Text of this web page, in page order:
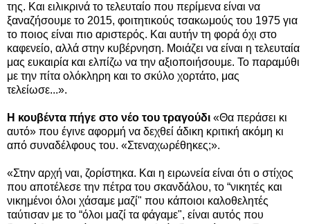
της. Και ειλικρινά το τελευταίο που περίμενα είναι να
ξαναζήσουμε το 2015, φοιτητικούς τσακωμούς του 1975 για
το ποιος είναι πιο αριστερός. Και αυτήν τη φορά όχι στο
καφενείο, αλλά στην κυβέρνηση. Μοιάζει να είναι η τελευταία
μας ευκαιρία και ελπίζω να την αξιοποιήσουμε. Το παραμύθι
με την πίτα ολόκληρη και το σκύλο χορτάτο, μας
τελείωσε...».
Η κουβέντα πήγε στο νέο του τραγούδι «Θα περάσει κι
αυτό» που έγινε αφορμή να δεχθεί άδικη κριτική ακόμη κι
από συναδέλφους του. «Στεναχωρέθηκες;».
«Στην αρχή ναι, ζορίστηκα. Και η ειρωνεία είναι ότι ο στίχος
που αποτέλεσε την πέτρα του σκανδάλου, το “νικητές και
νικημένοι όλοι χάσαμε μαζί" που κάποιοι καλοθελητές
ταύτισαν με το “όλοι μαζί τα φάγαμε", είναι αυτός που